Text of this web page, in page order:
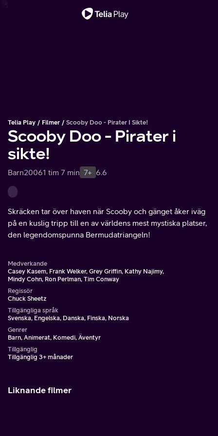
Telia Play Filmer Scooby Doo - Pirater I Sikte!
Scooby Doo - Pirater i
sikte!
Barn20061 tim 7 min 7+ 6.6
Skräcken tar över haven när Scooby och gänget åker iväg
på en kuslig tripp till en av världens mest mystiska platser,
den legendomspunna Bermudatriangeln!
Medverkande
Casey Kasem, Frank Welker, Grey Griffin, Kathy Najimy,
Mindy Cohn, Ron Perlman, Tim Conway
Regissör
Chuck Sheetz
Tillgängliga språk
Svenska, Engelska, Danska, Finska, Norska
Genrer
Barn, Animerat, Komedi, Äventyr
Tillgänglig
Tillgänglig 3+ månader
Liknande filmer